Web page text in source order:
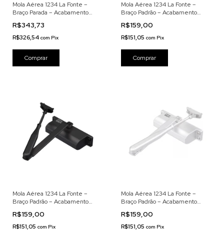
Mola Aérea 1234 La Fonte –
Braço Parada – Acabamento
R$343,73
R$326,54 com Pix
Mola Aérea 1234 La Fonte –
Braço Padrão – Acabamento
R$159,00
R$151,05 com Pix
Mola Aérea 1234 La Fonte –
Braço Padrão – Acabamento
R$159,00
R$151,05 com Pix
Mola Aérea 1234 La Fonte –
Braço Padrão – Acabamento
R$159,00
R$151,05 com Pix